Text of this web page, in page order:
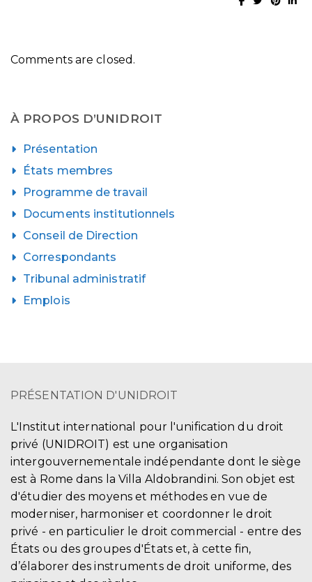
Comments are closed.
À PROPOS D’UNIDROIT
Présentation
États membres
Programme de travail
Documents institutionnels
Conseil de Direction
Correspondants
Tribunal administratif
Emplois
PRÉSENTATION D'UNIDROIT
L'Institut international pour l'unification du droit
privé (UNIDROIT) est une organisation
intergouvernementale indépendante dont le siège
est à Rome dans la Villa Aldobrandini. Son objet est
d'étudier des moyens et méthodes en vue de
moderniser, harmoniser et coordonner le droit
privé - en particulier le droit commercial - entre des
États ou des groupes d'États et, à cette fin,
d’élaborer des instruments de droit uniforme, des